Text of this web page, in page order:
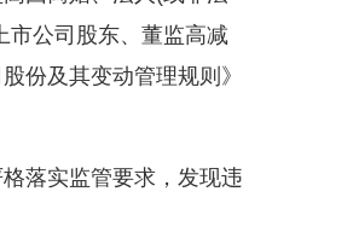
市公司股东、董监高减
份及其变动管理规则》
落实监管要求，发现违